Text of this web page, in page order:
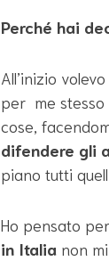
Perché hai
All’inizio
per me stesso
cose,
difendere gli
piano tutti
Ho pensato
in Italia non